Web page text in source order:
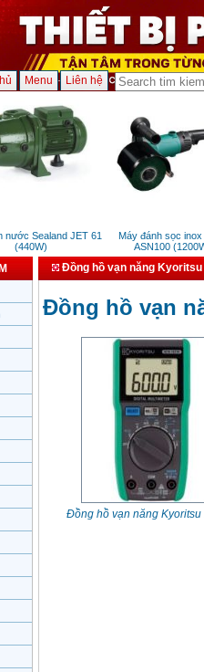
Menu Liên hệ
Sealand JET 61
(440W)
Máy đánh sọc inox
ASN100 (1200W)
Đồng hồ vạn năng Kyoritsu
Đồng hồ vạn
Đồng hồ vạn năng Kyoritsu